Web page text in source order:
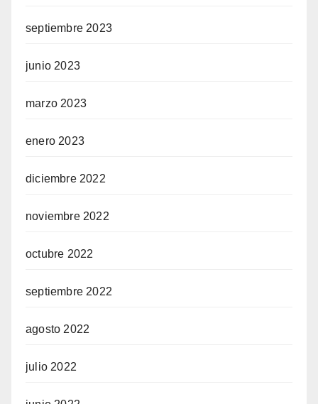
septiembre 2023
junio 2023
marzo 2023
enero 2023
diciembre 2022
noviembre 2022
octubre 2022
septiembre 2022
agosto 2022
julio 2022